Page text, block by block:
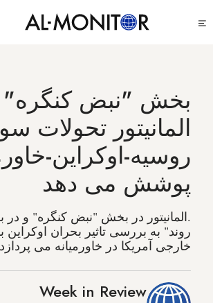
به
بخش "نبض کنگره"
المانیتور تحولات
روسیه-اوکراین-
پوشش می دهد
.المانیتور در بخش "نبض کنگره" و
روند" به بررسی تاثیر بحران
خارجی آمریکا در خاورمیانه می پردازد
Week in Review